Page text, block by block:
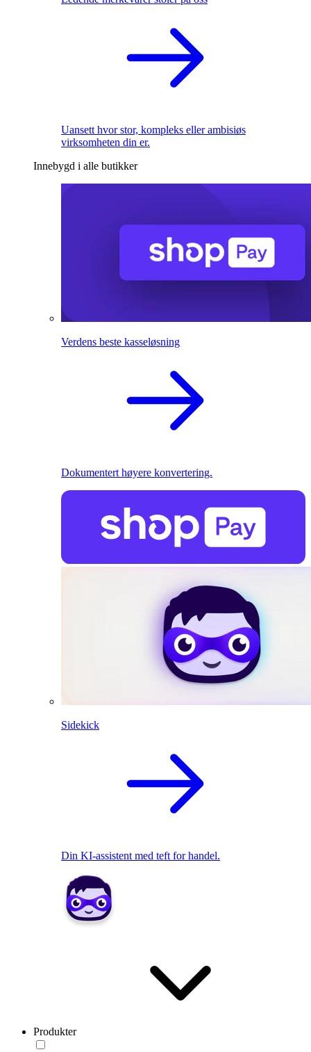
Uansett hvor stor, kompleks eller ambisiøs
virksomheten din er.
Innebygd i alle butikker
Verdens beste kasseløsning
Dokumentert høyere konvertering.
Sidekick
Din KI-assistent med teft for handel.
Produkter